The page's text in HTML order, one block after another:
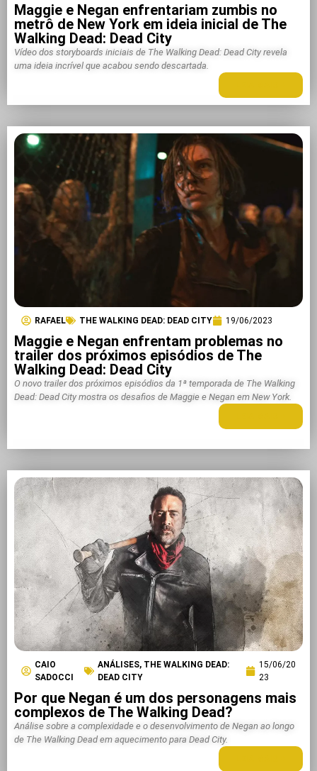
Maggie e Negan enfrentariam zumbis no
metrô de New York em ideia inicial de The
Walking Dead: Dead City
Vídeo dos storyboards iniciais de The Walking Dead: Dead City revela
uma ideia incrível que acabou sendo descartada.
RAFAEL THE WALKING DEAD: DEAD CITY 19/06/2023
Maggie e Negan enfrentam problemas no
trailer dos próximos episódios de The
Walking Dead: Dead City
O novo trailer dos próximos episódios da 1ª temporada de The Walking
Dead: Dead City mostra os desafios de Maggie e Negan em New York.
CAIO
SADOCCI
ANÁLISES, THE WALKING DEAD:
DEAD CITY
15/06/20
23
Por que Negan é um dos personagens mais
complexos de The Walking Dead?
Análise sobre a complexidade e o desenvolvimento de Negan ao longo
de The Walking Dead em aquecimento para Dead City.